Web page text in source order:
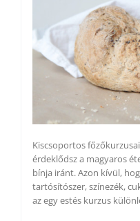
Kiscsoportos
érdeklődsz a magyaros
bínja iránt. Azon kívül,
tartósítószer, színezék,
az egy estés kurzus